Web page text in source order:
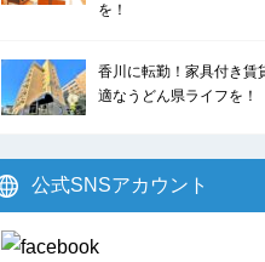
を！
香川に転勤！家具付き賃
適なうどん県ライフを！
公式SNSアカウント